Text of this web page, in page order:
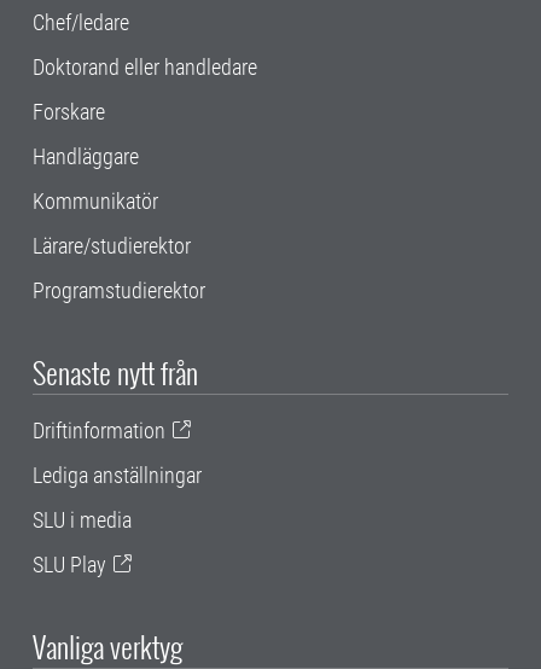
Chef/ledare
Doktorand eller handledare
Forskare
Handläggare
Kommunikatör
Lärare/studierektor
Programstudierektor
Senaste nytt från
Driftinformation
Lediga anställningar
SLU i media
SLU Play
Vanliga verktyg